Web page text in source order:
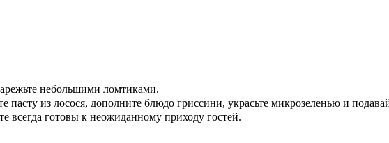
небольшими ломтиками.
из лосося, дополните блюдо гриссини, украсьте микрозеленью и
всегда готовы к неожиданному приходу гостей.